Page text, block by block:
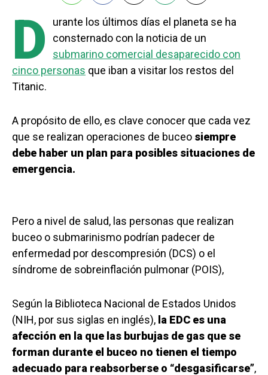
D
urante los últimos días el planeta se ha
consternado con la noticia de un
submarino comercial desaparecido con
cinco personas que iban a visitar los restos del
Titanic.
A propósito de ello, es clave conocer que cada vez
que se realizan operaciones de buceo siempre
debe haber un plan para posibles situaciones de
emergencia.
Pero a nivel de salud, las personas que realizan
buceo o submarinismo podrían padecer de
enfermedad por descompresión (DCS) o el
síndrome de sobreinflación pulmonar (POIS),
Según la Biblioteca Nacional de Estados Unidos
(NIH, por sus siglas en inglés), la EDC es una
afección en la que las burbujas de gas que se
forman durante el buceo no tienen el tiempo
adecuado para reabsorberse o “desgasificarse”,